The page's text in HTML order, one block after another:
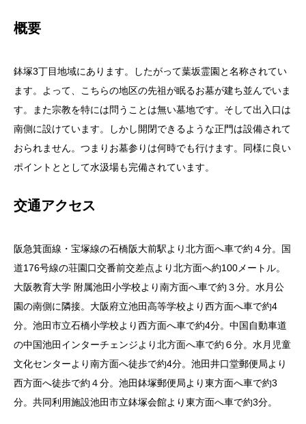
概要
鉢塚3丁目地域にあります。したがって葉坂霊園と名称されてい
ます。よって、こちらの地区の先祖が眠るお墓が建ち並んでいま
す。また宗教を特には問うことは無い墓地です。そして出入口は
南側に設けています。しかし開閉できるような正門は設備されて
おられません。つまりお墓参りは何時でも行けます。同様に良い
ポイントととして水汲場も完備されています。
交通アクセス
阪急箕面線・宝塚線の石橋阪大前駅より北方面へ車で約４分。国
道176号線の荘園口交番前交差点より北方面へ約100メートル。
大阪教育大学 附属池田小学校より南方面へ車で約３分。水月公
園の南側に隣接。大阪府立池田高等学校より西方面へ車で約4
分。池田市立石橋小学校より西方面へ車で約4分。中国自動車道
の中国池田インターチェンジより北方面へ車で約６分。水月児童
文化センターより南方面へ徒歩で約4分。池田井口堂郵便局より
西方面へ徒歩で約４分。池田鉢塚郵便局より東方面へ車で約3
分。共同利用施設池田市立鉢塚会館より東方面へ車で約3分。